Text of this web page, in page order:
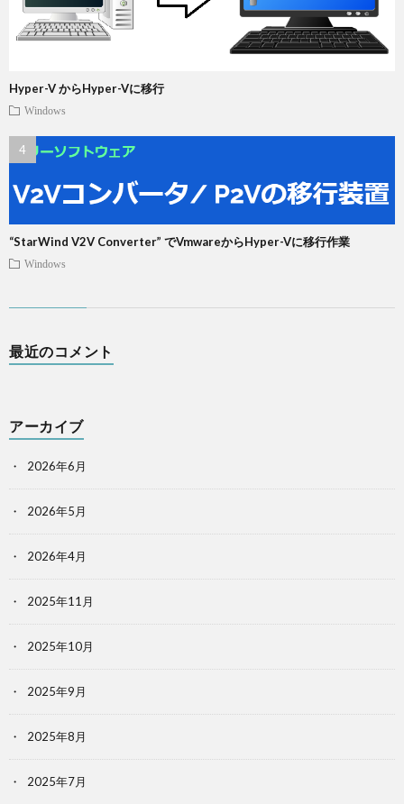
Hyper-V からHyper-Vに移行
Windows
“StarWind V2V Converter” でVmwareからHyper-Vに移行作業
Windows
最近のコメント
アーカイブ
2026年6月
2026年5月
2026年4月
2025年11月
2025年10月
2025年9月
2025年8月
2025年7月